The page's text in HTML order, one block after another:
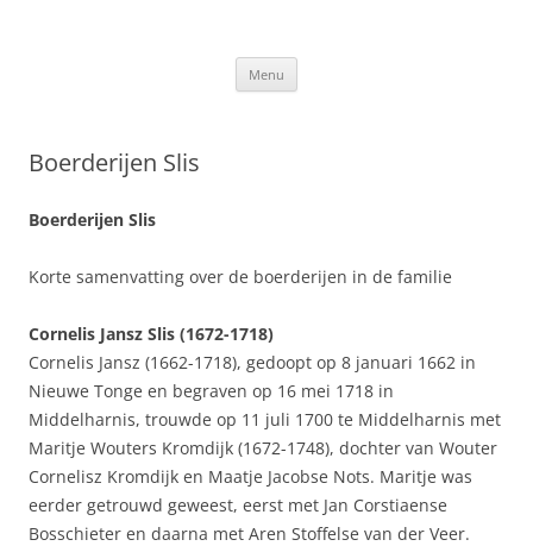
Menu
Boerderijen Slis
Boerderijen Slis
Korte samenvatting over de boerderijen in de familie
Cornelis Jansz Slis (1672-1718)
Cornelis Jansz (1662-1718), gedoopt op 8 januari 1662 in
Nieuwe Tonge en begraven op 16 mei 1718 in
Middelharnis, trouwde op 11 juli 1700 te Middelharnis met
Maritje Wouters Kromdijk (1672-1748), dochter van Wouter
Cornelisz Kromdijk en Maatje Jacobse Nots. Maritje was
eerder getrouwd geweest, eerst met Jan Corstiaense
Bosschieter en daarna met Aren Stoffelse van der Veer.